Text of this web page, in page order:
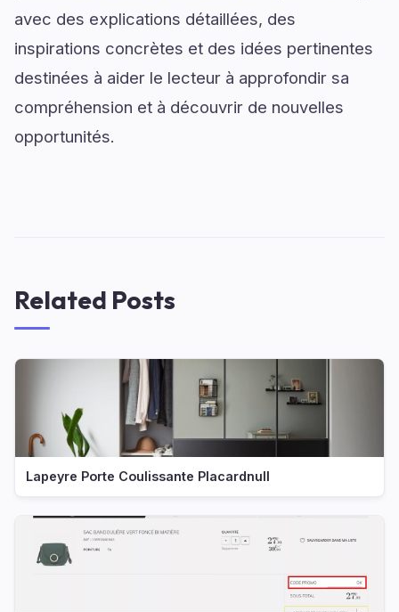
avec des explications détaillées, des
inspirations concrètes et des idées pertinentes
destinées à aider le lecteur à approfondir sa
compréhension et à découvrir de nouvelles
opportunités.
Related Posts
Lapeyre Porte Coulissante Placardnull